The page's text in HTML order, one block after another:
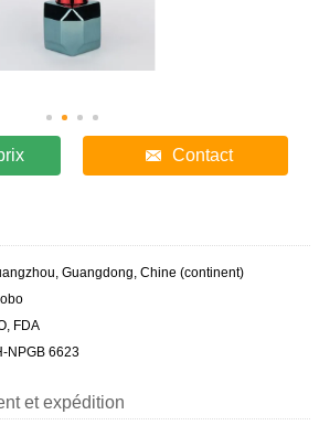
Contact
Guangdong, Chine (continent)
FDA
NPGB 6623
et expédition